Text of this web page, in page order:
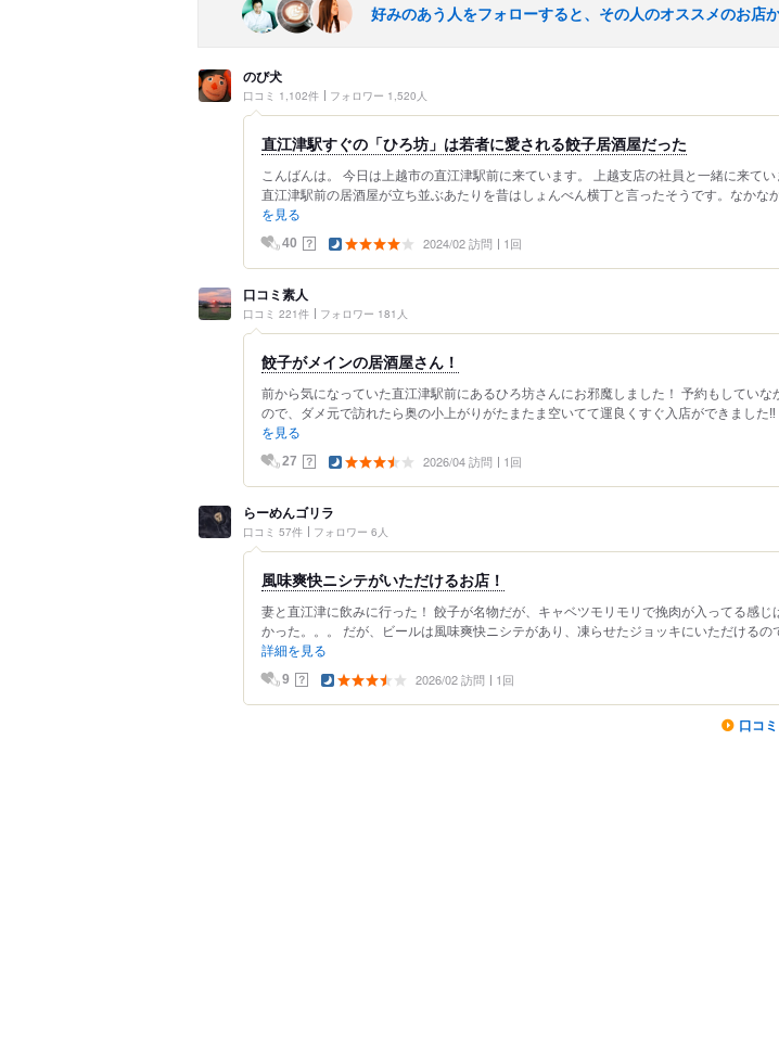
好みのあう人をフォローすると、その人のオススメのお店か
のび犬
口コミ 1,102件 フォロワー 1,520人
直江津駅すぐの「ひろ坊」は若者に愛される餃子居酒屋だった
こんばんは。 今日は上越市の直江津駅前に来ています。 上越支店の社員と一緒に来てい
直江津駅前の居酒屋が立ち並ぶあたりを昔はしょんべん横丁と言ったそうです。なかな
を見る
40 ？ 2024/02 訪問 1回
口コミ素人
口コミ 221件 フォロワー 181人
餃子がメインの居酒屋さん！
前から気になっていた直江津駅前にあるひろ坊さんにお邪魔しました！ 予約もしていな
ので、ダメ元で訪れたら奥の小上がりがたまたま空いてて運良くすぐ入店ができました‼️
を見る
27 ？ 2026/04 訪問 1回
らーめんゴリラ
口コミ 57件 フォロワー 6人
風味爽快ニシテがいただけるお店！
妻と直江津に飲みに行った！ 餃子が名物だが、キャベツモリモリで挽肉が入ってる感じ
かった。。。 だが、ビールは風味爽快ニシテがあり、凍らせたジョッキにいただけるの
詳細を見る
9 ？ 2026/02 訪問 1回
口コミ